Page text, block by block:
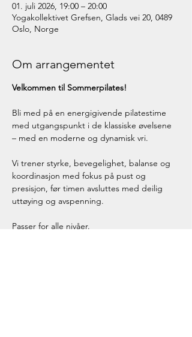
01. juli 2026, 19:00 – 20:00
Yogakollektivet Grefsen, Glads vei 20, 0489
Oslo, Norge
Om arrangementet
Velkommen til Sommerpilates!
Bli med på en energigivende pilatestime
med utgangspunkt i de klassiske øvelsene
– med en moderne og dynamisk vri.
Vi trener styrke, bevegelighet, balanse og
koordinasjon med fokus på pust og
presisjon, før timen avsluttes med deilig
uttøying og avspenning.
Passer for alle nivåer.